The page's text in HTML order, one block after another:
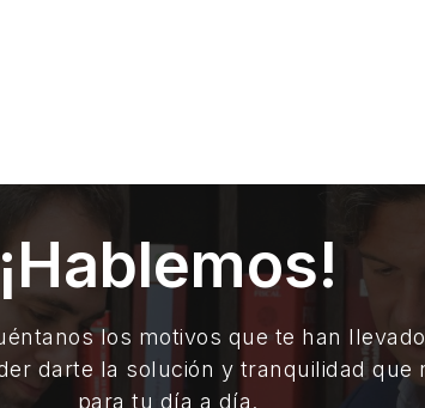
los motivos que te han
darte la solución y tranquilidad que
para tu día a día.